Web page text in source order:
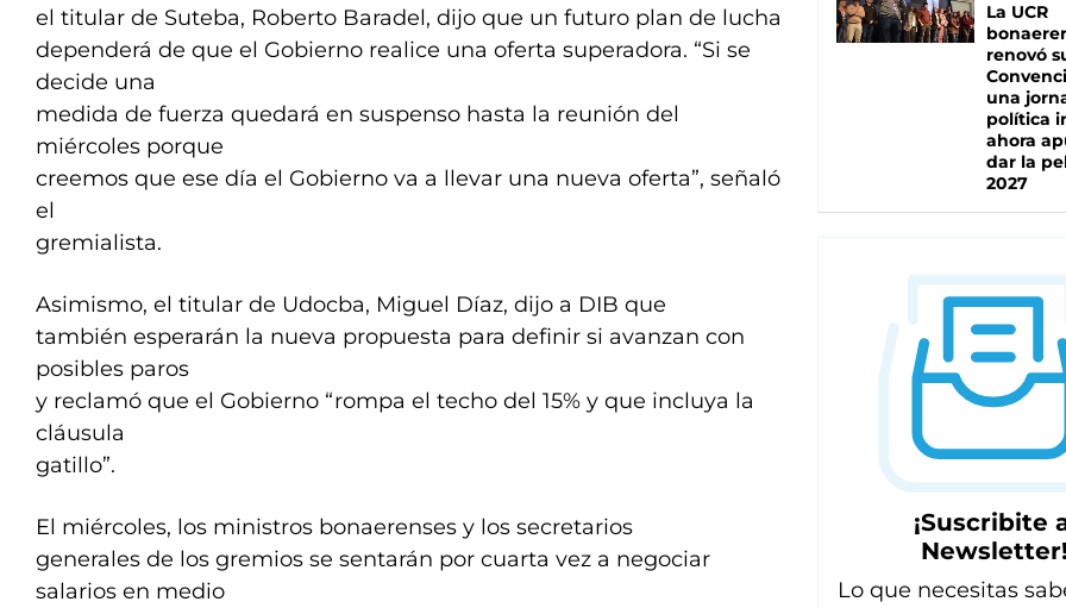
el titular de Suteba, Roberto Baradel, dijo que un futuro plan de lucha
dependerá de que el Gobierno realice una oferta superadora. “Si se
decide una
medida de fuerza quedará en suspenso hasta la reunión del
miércoles porque
creemos que ese día el Gobierno va a llevar una nueva oferta”, señaló
el
gremialista.
Asimismo, el titular de Udocba, Miguel Díaz, dijo a DIB que
también esperarán la nueva propuesta para definir si avanzan con
posibles paros
y reclamó que el Gobierno “rompa el techo del 15% y que incluya la
cláusula
gatillo”.
El miércoles, los ministros bonaerenses y los secretarios
generales de los gremios se sentarán por cuarta vez a negociar
salarios en medio
La UCR
renovó
una
política
ahora
dar la
2027
¡Suscribite
Lo que necesitas